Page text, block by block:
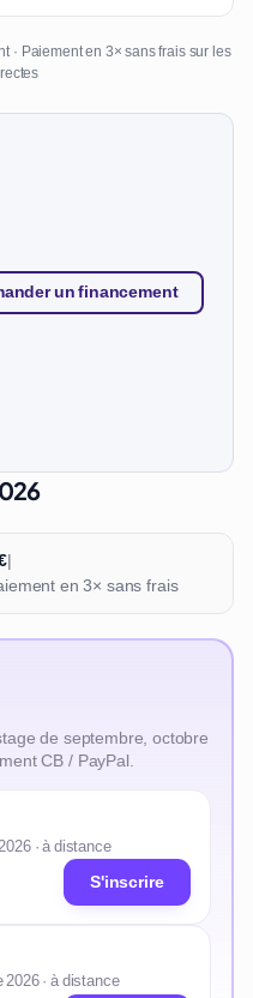
· Paiement en 3× sans frais sur les
un financement
|
en 3× sans frais
de septembre, octobre
CB / PayPal.
· à distance
S'inscrire
· à distance